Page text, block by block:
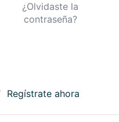
¿Olvidaste la
contraseña?
Regístrate ahora